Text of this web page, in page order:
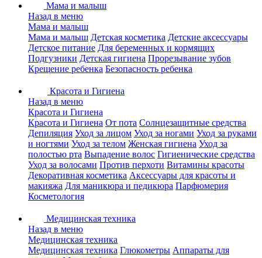
Мама и малыш
Назад в меню
Мама и малыш
Мама и малыш Детская косметика Детские аксессуары
Детское питание Для беременных и кормящих
Подгузники Детская гигиена Прорезывание зубов
Крещение ребенка Безопасность ребенка
Красота и Гигиена
Назад в меню
Красота и Гигиена
Красота и Гигиена От пота Солнцезащитные средства
Депиляция Уход за лицом Уход за ногами Уход за руками
и ногтями Уход за телом Женская гигиена Уход за
полостью рта Выпадение волос Гигиенические средства
Уход за волосами Против перхоти Витамины красоты
Декоративная косметика Аксессуары для красоты и
макияжа Для маникюра и педикюра Парфюмерия
Косметология
Медицинская техника
Назад в меню
Медицинская техника
Медицинская техника Глюкометры Аппараты для